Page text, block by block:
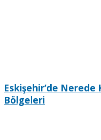
Eskişehir’de Nerede
Bölgeleri